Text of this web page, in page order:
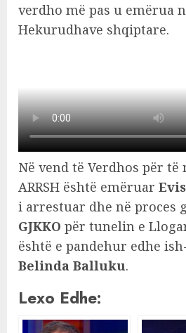
verdho më pas u emërua
Hekurudhave shqiptare.
Në vend të Verdhos për
ARRSH është emëruar
i arrestuar dhe në proces
GJKKO për tunelin e
është e pandehur edhe
Belinda Balluku.
Lexo Edhe: